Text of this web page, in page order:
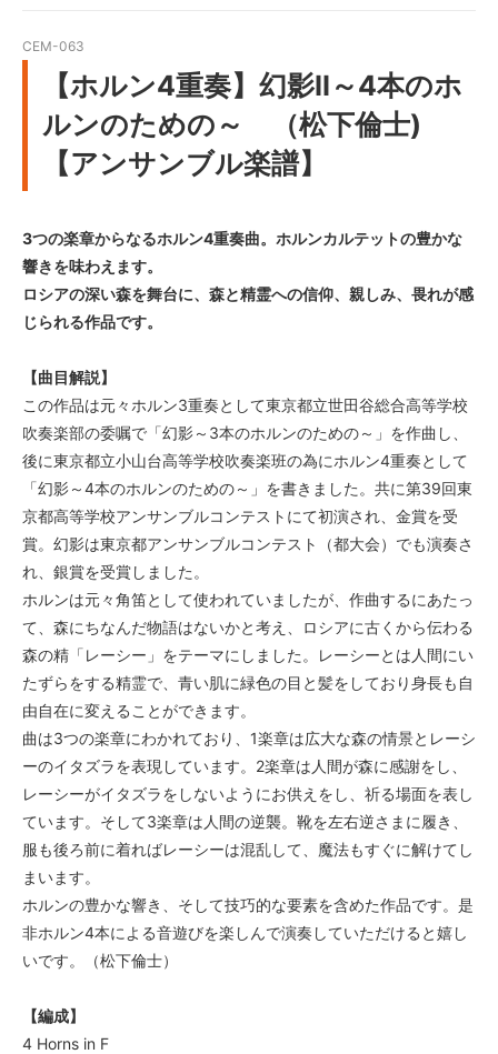
CEM-063
【ホルン4重奏】幻影II～4本のホ
ルンのための～ （松下倫士)
【アンサンブル楽譜】
3つの楽章からなるホルン4重奏曲。ホルンカルテットの豊かな
響きを味わえます。
ロシアの深い森を舞台に、森と精霊への信仰、親しみ、畏れが感
じられる作品です。
【曲目解説】
この作品は元々ホルン3重奏として東京都立世田谷総合高等学校
吹奏楽部の委嘱で「幻影～3本のホルンのための～」を作曲し、
後に東京都立小山台高等学校吹奏楽班の為にホルン4重奏として
「幻影～4本のホルンのための～」を書きました。共に第39回東
京都高等学校アンサンブルコンテストにて初演され、金賞を受
賞。幻影は東京都アンサンブルコンテスト（都大会）でも演奏さ
れ、銀賞を受賞しました。
ホルンは元々角笛として使われていましたが、作曲するにあたっ
て、森にちなんだ物語はないかと考え、ロシアに古くから伝わる
森の精「レーシー」をテーマにしました。レーシーとは人間にい
たずらをする精霊で、青い肌に緑色の目と髪をしており身長も自
由自在に変えることができます。
曲は3つの楽章にわかれており、1楽章は広大な森の情景とレーシ
ーのイタズラを表現しています。2楽章は人間が森に感謝をし、
レーシーがイタズラをしないようにお供えをし、祈る場面を表し
ています。そして3楽章は人間の逆襲。靴を左右逆さまに履き、
服も後ろ前に着ればレーシーは混乱して、魔法もすぐに解けてし
まいます。
ホルンの豊かな響き、そして技巧的な要素を含めた作品です。是
非ホルン4本による音遊びを楽しんで演奏していただけると嬉し
いです。（松下倫士）
【編成】
4 Horns in F